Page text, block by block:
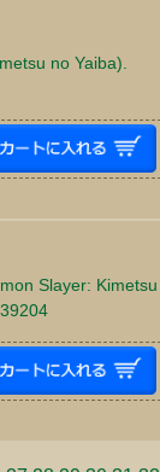
no Yaiba).
Slayer: Kimetsu